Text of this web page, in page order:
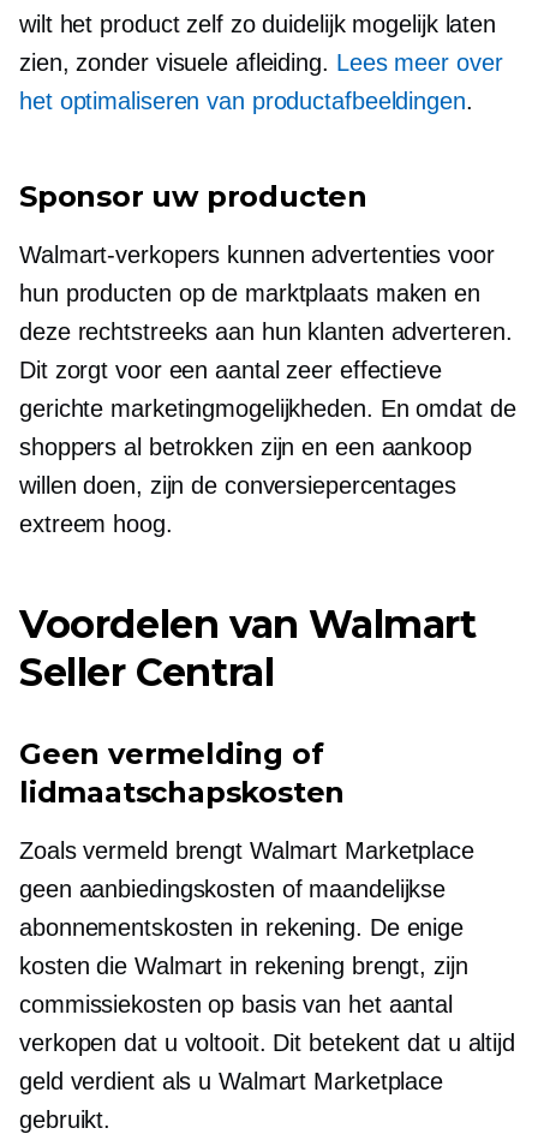
wilt het product zelf zo duidelijk mogelijk laten
zien, zonder visuele afleiding. Lees meer over
het optimaliseren van productafbeeldingen.
Sponsor uw producten
Walmart-verkopers kunnen advertenties voor
hun producten op de marktplaats maken en
deze rechtstreeks aan hun klanten adverteren.
Dit zorgt voor een aantal zeer effectieve
gerichte marketingmogelijkheden. En omdat de
shoppers al betrokken zijn en een aankoop
willen doen, zijn de conversiepercentages
extreem hoog.
Voordelen van Walmart
Seller Central
Geen vermelding of
lidmaatschapskosten
Zoals vermeld brengt Walmart Marketplace
geen aanbiedingskosten of maandelijkse
abonnementskosten in rekening. De enige
kosten die Walmart in rekening brengt, zijn
commissiekosten op basis van het aantal
verkopen dat u voltooit. Dit betekent dat u altijd
geld verdient als u Walmart Marketplace
gebruikt.